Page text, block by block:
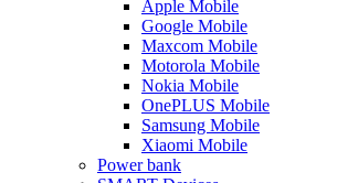
Apple Mobile
Google Mobile
Maxcom Mobile
Motorola Mobile
Nokia Mobile
OnePLUS Mobile
Samsung Mobile
Xiaomi Mobile
Power bank